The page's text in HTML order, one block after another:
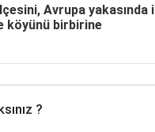
Avrupa yakasında
köyünü birbirine
?